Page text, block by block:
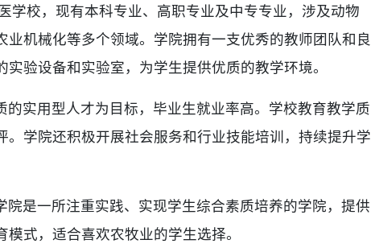
学校，现有本科专业、高职专业及中专专业，涉及动物
业机械化等多个领域。学院拥有一支优秀的教师团队和良
验设备和实验室，为学生提供优质的教学环境。
的实用型人才为目标，毕业生就业率高。学校教育教学质
。学院还积极开展社会服务和行业技能培训，持续提升学
院是一所注重实践、实现学生综合素质培养的学院，提供
式，适合喜欢农牧业的学生选择。